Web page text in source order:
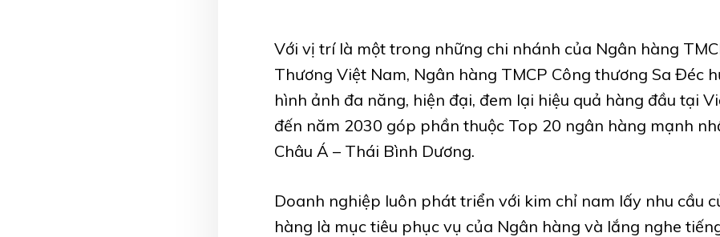
Với vị trí là một trong những chi nhánh của Ngân hàng
Thương Việt Nam, Ngân hàng TMCP Công thương Sa Đéc
hình ảnh đa năng, hiện đại, đem lại hiệu quả hàng đầu tại
đến năm 2030 góp phần thuộc Top 20 ngân hàng mạnh
Châu Á – Thái Bình Dương.
Doanh nghiệp luôn phát triển với kim chỉ nam lấy nhu cầu
hàng là mục tiêu phục vụ của Ngân hàng và lắng nghe